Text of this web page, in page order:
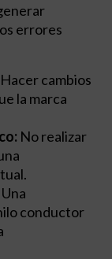
errores
Hacer cambios
la marca
No realizar
Una
conductor